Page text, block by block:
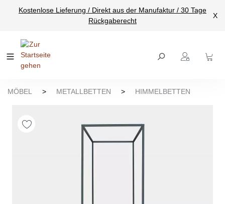
springen
Kostenlose Lieferung / Direkt aus der Manufaktur / 30 Tage
Rückgaberecht
X
MÖBEL > METALLBETTEN > HIMMELBETTEN